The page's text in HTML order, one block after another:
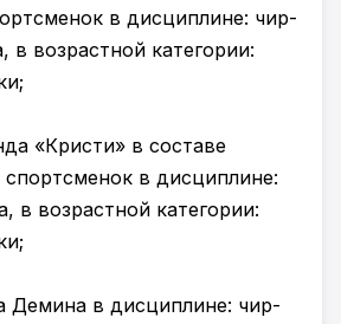
в дисциплине: чир-
в возрастной категории:
«Кристи» в составе
в дисциплине:
в возрастной категории:
Демина в дисциплине: чир-